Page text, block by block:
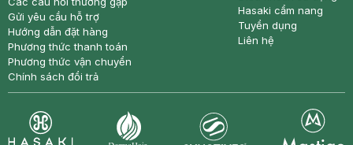
Gửi yêu cầu hỗ trợ
Hướng dẫn đặt hàng
Phương thức thanh toán
Phương thức vận chuyển
Chính sách đổi trả
Hasaki cẩm nang
Tuyển dụng
Liên hệ